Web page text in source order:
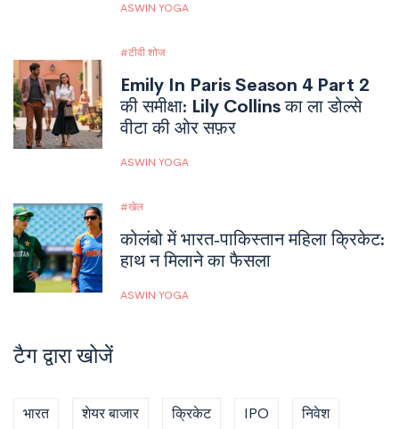
ASWIN YOGA
टीवी शोज
Emily In Paris Season 4 Part 2
की समीक्षा: Lily Collins का ला डोल्से
वीटा की ओर सफ़र
ASWIN YOGA
खेल
कोलंबो में भारत‑पाकिस्तान महिला क्रिकेट:
हाथ न मिलाने का फैसला
ASWIN YOGA
टैग द्वारा खोजें
भारत शेयर बाजार क्रिकेट IPO निवेश